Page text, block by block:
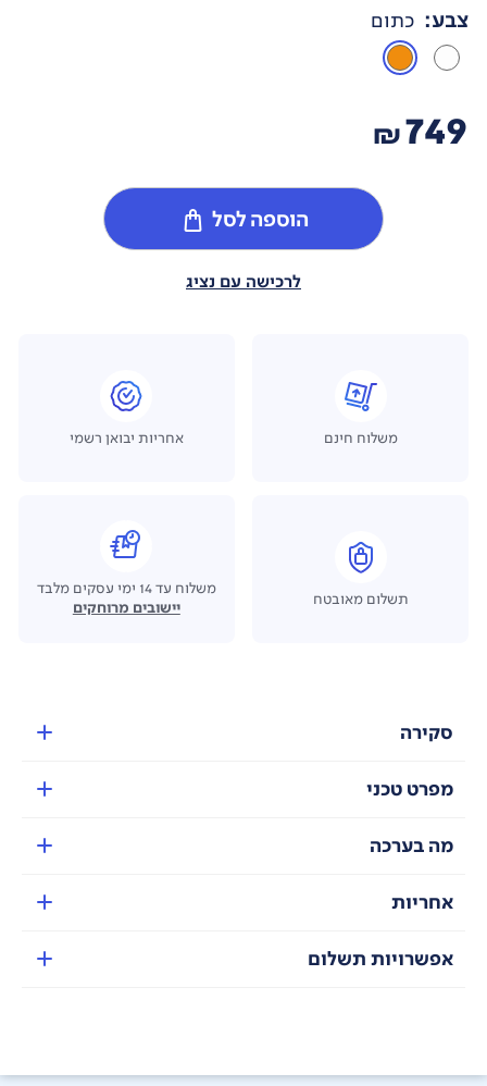
צבע: כתום
749
₪
הוספה לסל
לרכישה עם נציג
משלוח חינם אחריות יבואן רשמי
תשלום מאובטח
משלוח עד 14 ימי עסקים מלבד
יישובים מרוחקים
סקירה
מפרט טכני
מה בערכה
אחריות
אפשרויות תשלום